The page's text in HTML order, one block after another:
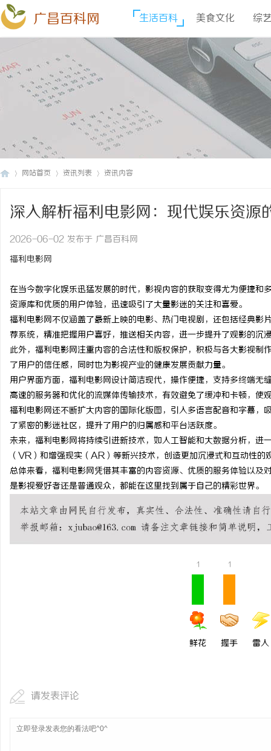
广昌百科网 生活百科 美食文化 综
网站首页 资讯列表 资讯内容
深入解析福利电影网：现代娱乐资源
2026-06-02 发布于 广昌百科网
福利电影网
在当今数字化娱乐迅猛发展的时代，影视内容的获取变得尤为便捷
资源库和优质的用户体验，迅速吸引了大量影迷的关注和喜爱。
福利电影网不仅涵盖了最新上映的电影、热门电视剧，还包括经典
荐系统，精准把握用户喜好，推送相关内容，进一步提升了观影的沉
此外，福利电影网注重内容的合法性和版权保护，积极与各大影视
了用户的信任感，同时也为影视产业的健康发展贡献力量。
用户界面方面，福利电影网设计简洁现代，操作便捷，支持多终端
高速的服务器和优化的流媒体传输技术，有效避免了缓冲和卡顿，使
福利电影网还不断扩大内容的国际化版图，引入多语言配音和字幕
了紧密的影迷社区，提升了用户的归属感和平台活跃度。
未来，福利电影网将持续引进新技术，如人工智能和大数据分析，进
（VR）和增强现实（AR）等新兴技术，创造更加沉浸式和互动性的
总体来看，福利电影网凭借其丰富的内容资源、优质的服务体验以
是影视爱好者还是普通观众，都能在这里找到属于自己的精彩世界。
1
鲜花
1
握手 雷人
请发表评论